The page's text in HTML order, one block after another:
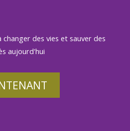
des vies et sauver des
aujourd'hui